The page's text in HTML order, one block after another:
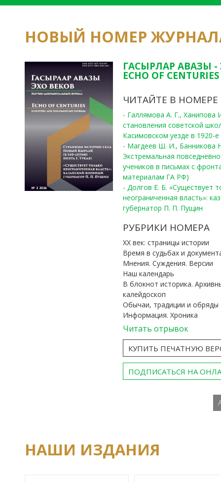
НОВЫЙ НОМЕР
ГАСЫРЛАР АВАЗЫ -
ECHO OF
ЧИТАЙТЕ В НОМЕРЕ
- Галлямова А. Г.,
становления советской
Касимовском уезде в 1920-е
- Магдеев Ш. И., Банникова
Экстремальная
учеников в письмах с
материалам ГА РФ)
- Долгов Е. Б. «Существует
неограниченная власть»:
губернатор П. П. Пущин
РУБРИКИ НОМЕРА
ХХ век: страницы истории
Время в судьбах и
Мнения. Суждения. Версии
Наш календарь
В блокнот историка.
калейдоскоп
Обычаи, традиции и обряды
Информация. Хроника
Читать отрывок
КУПИТЬ ПЕЧАТНУЮ
ПОДПИСАТЬСЯ НА
НАШИ ИЗДАНИЯ